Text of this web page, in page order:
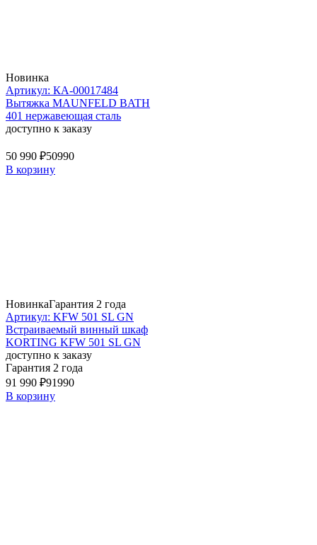
Новинка
Артикул: КА-00017484
Вытяжка MAUNFELD BATH
401 нержавеющая сталь
доступно к заказу
50 990 ₽50990
В корзину
НовинкаГарантия 2 года
Артикул: KFW 501 SL GN
Встраиваемый винный шкаф
KORTING KFW 501 SL GN
доступно к заказу
Гарантия 2 года
91 990 ₽91990
В корзину